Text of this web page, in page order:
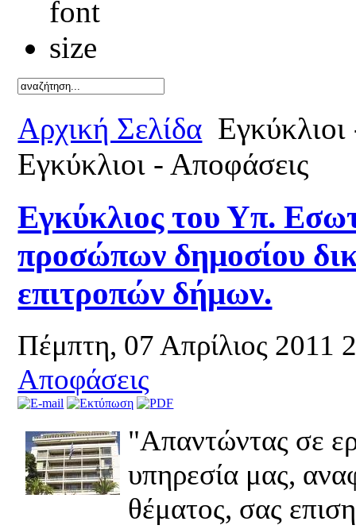
Αρχική Σελίδα
Εγκύκλιοι - Αποφάσεις
Εγκύκλιος του Υπ.
προσώπων δημοσίου
επιτροπών δήμων.
Πέμπτη, 07 Απρίλιος 2011
Αποφάσεις
"Απαντώντας σε
υπηρεσία μας,
θέματος, σας